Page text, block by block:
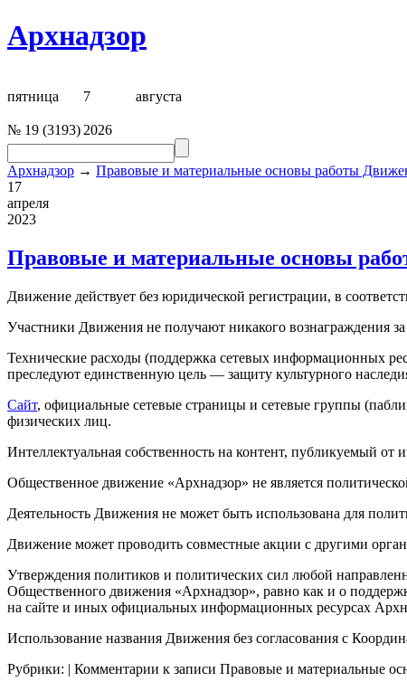
Архнадзор
пятница 7 августа
№ 19 (3193) 2026
Архнадзор → Правовые и материальные основы работы
17
апреля
2023
Правовые и материальные основы
Движение действует без юридической регистрации, в
Участники Движения не получают никакого вознаграждения
Технические расходы (поддержка сетевых информационных
преследуют единственную цель — защиту культурного
Сайт, официальные сетевые страницы и сетевые группы
физических лиц.
Интеллектуальная собственность на контент, публикуемый
Общественное движение «Архнадзор» не является
Деятельность Движения не может быть использована для
Движение может проводить совместные акции с другими
Утверждения политиков и политических сил ​любой
Общественного движения «Архнадзор», равно как и о
на сайте и иных официальных информационных ресурсах Арх
Использование названия Движения без согласования с
Рубрики: | Комментарии к записи Правовые и материальные